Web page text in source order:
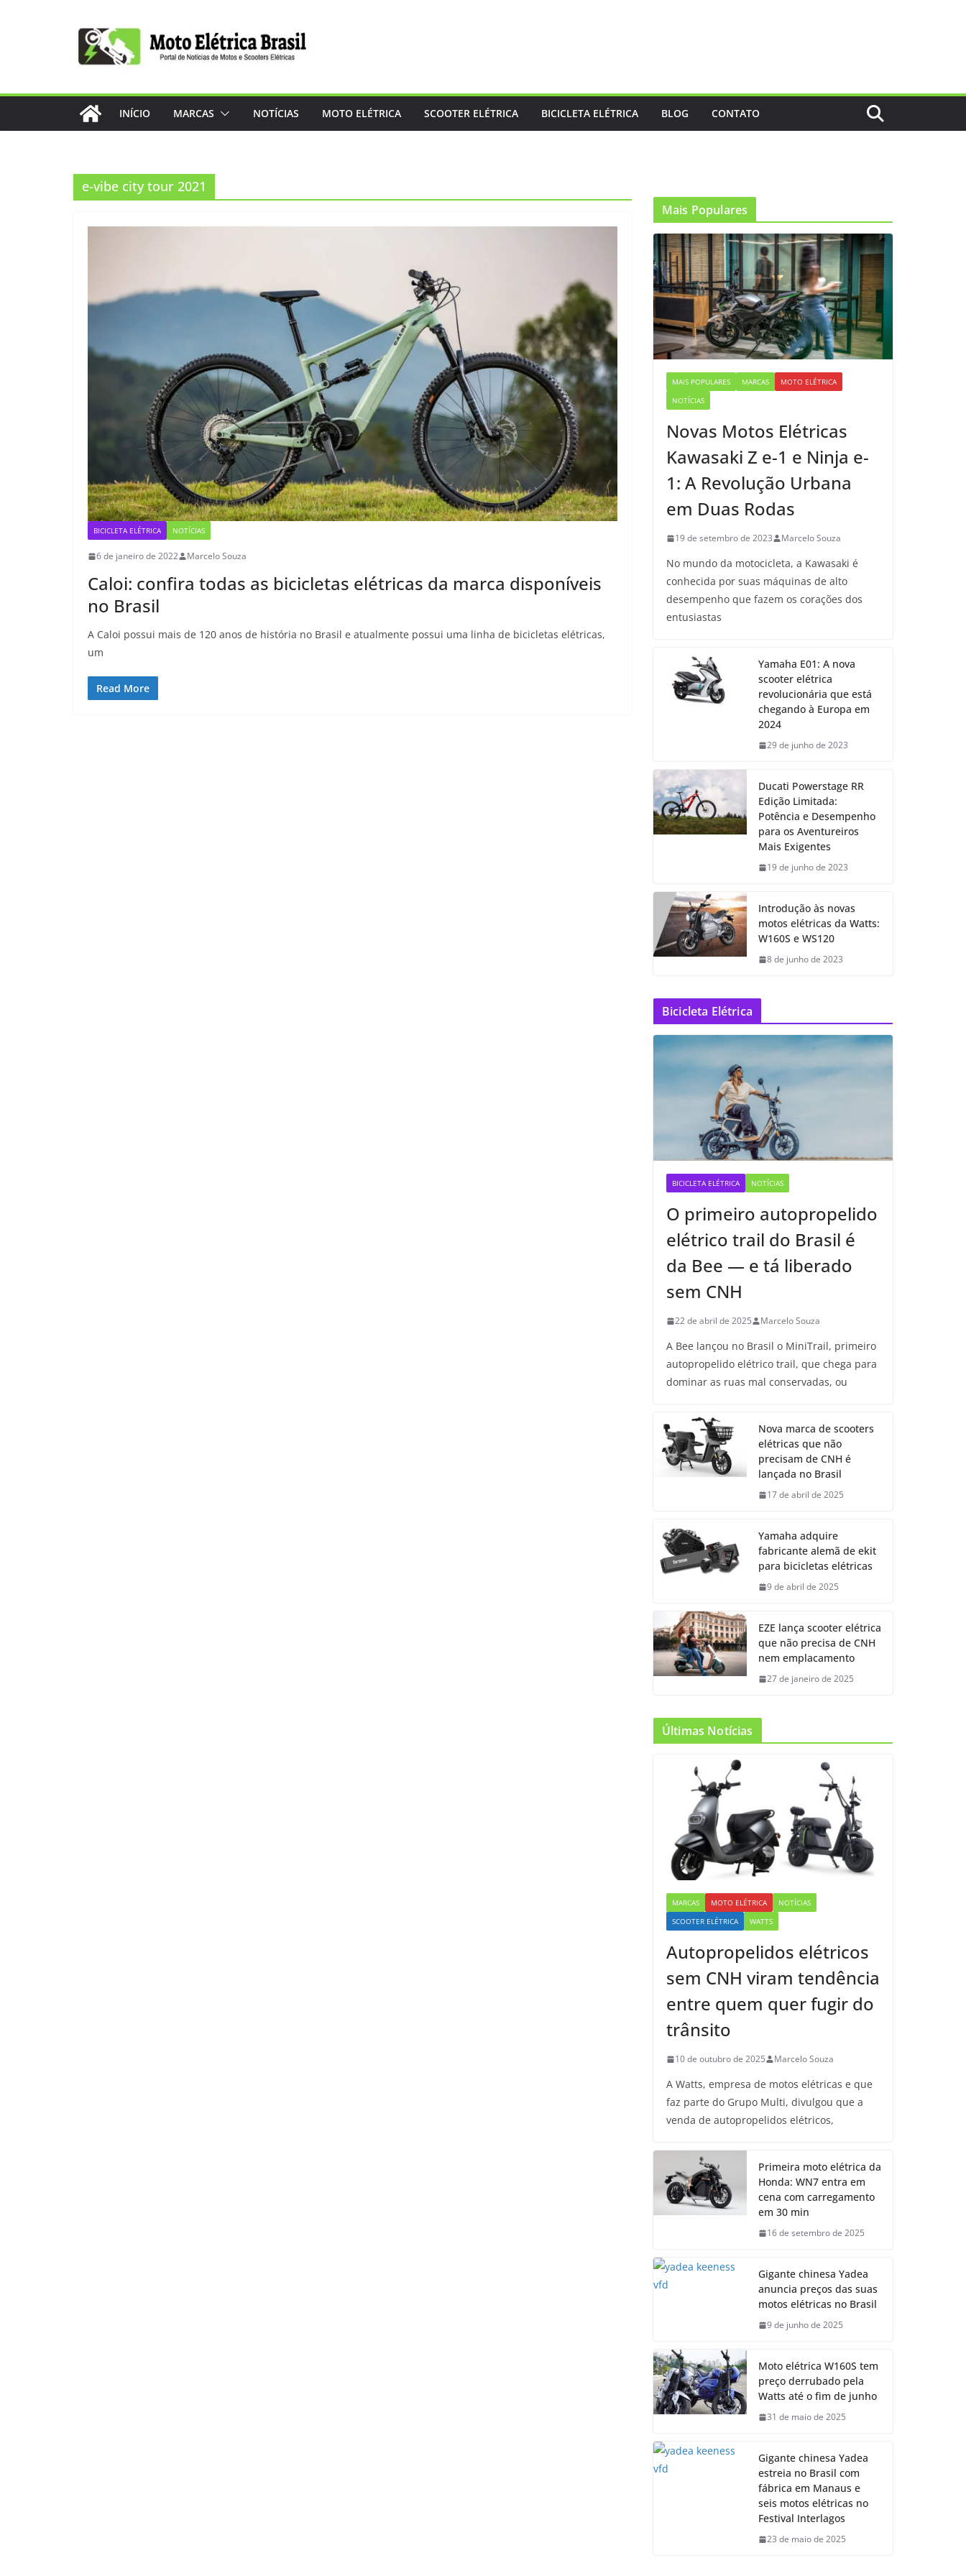
INÍCIO MARCAS NOTÍCIAS MOTO ELÉTRICA SCOOTER ELÉTRICA BICICLETA ELÉTRICA BLOG CONTATO
e-vibe city tour 2021
BICICLETA ELÉTRICA NOTÍCIAS
6 de janeiro de 2022 Marcelo Souza
Caloi: confira todas as bicicletas elétricas da marca disponíveis
no Brasil
A Caloi possui mais de 120 anos de história no Brasil e atualmente possui uma linha de bicicletas elétricas,
um
Read More
Mais Populares
MAIS POPULARES MARCAS
MOTO ELÉTRICA
NOTÍCIAS
Novas Motos Elétricas
Kawasaki Z e-1 e Ninja e-
1: A Revolução Urbana
em Duas Rodas
19 de setembro de 2023 Marcelo Souza
No mundo da motocicleta, a Kawasaki é
conhecida por suas máquinas de alto
desempenho que fazem os corações dos
entusiastas
Yamaha E01: A nova
scooter elétrica
revolucionária que está
chegando à Europa em
2024
29 de junho de 2023
Ducati Powerstage RR
Edição Limitada:
Potência e Desempenho
para os Aventureiros
Mais Exigentes
19 de junho de 2023
Introdução às novas
motos elétricas da Watts:
W160S e WS120
8 de junho de 2023
Bicicleta Elétrica
BICICLETA ELÉTRICA NOTÍCIAS
O primeiro autopropelido
elétrico trail do Brasil é
da Bee — e tá liberado
sem CNH
22 de abril de 2025 Marcelo Souza
A Bee lançou no Brasil o MiniTrail, primeiro
autopropelido elétrico trail, que chega para
dominar as ruas mal conservadas, ou
Nova marca de scooters
elétricas que não
precisam de CNH é
lançada no Brasil
17 de abril de 2025
Yamaha adquire
fabricante alemã de ekit
para bicicletas elétricas
9 de abril de 2025
EZE lança scooter elétrica
que não precisa de CNH
nem emplacamento
27 de janeiro de 2025
Últimas Notícias
MARCAS MOTO ELÉTRICA
NOTÍCIAS
SCOOTER ELÉTRICA
WATTS
Autopropelidos elétricos
sem CNH viram tendência
entre quem quer fugir do
trânsito
10 de outubro de 2025 Marcelo Souza
A Watts, empresa de motos elétricas e que
faz parte do Grupo Multi, divulgou que a
venda de autopropelidos elétricos,
Primeira moto elétrica da
Honda: WN7 entra em
cena com carregamento
em 30 min
16 de setembro de 2025
Gigante chinesa Yadea
anuncia preços das suas
motos elétricas no Brasil
9 de junho de 2025
Moto elétrica W160S tem
preço derrubado pela
Watts até o fim de junho
31 de maio de 2025
Gigante chinesa Yadea
estreia no Brasil com
fábrica em Manaus e
seis motos elétricas no
Festival Interlagos
23 de maio de 2025